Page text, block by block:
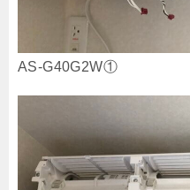
AS-G40G2W①